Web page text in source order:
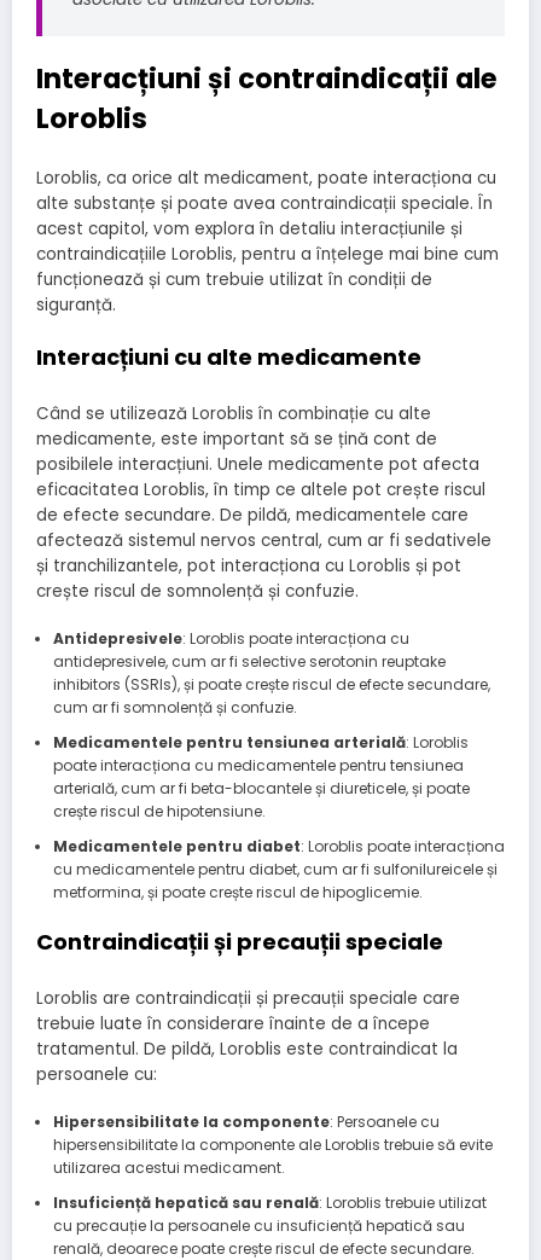
Interacțiuni și contraindicații ale
Loroblis
Loroblis, ca orice alt medicament, poate interacționa cu
alte substanțe și poate avea contraindicații speciale. În
acest capitol, vom explora în detaliu interacțiunile și
contraindicațiile Loroblis, pentru a înțelege mai bine cum
funcționează și cum trebuie utilizat în condiții de
siguranță.
Interacțiuni cu alte medicamente
Când se utilizează Loroblis în combinație cu alte
medicamente, este important să se țină cont de
posibilele interacțiuni. Unele medicamente pot afecta
eficacitatea Loroblis, în timp ce altele pot crește riscul
de efecte secundare. De pildă, medicamentele care
afectează sistemul nervos central, cum ar fi sedativele
și tranchilizantele, pot interacționa cu Loroblis și pot
crește riscul de somnolență și confuzie.
Antidepresivele: Loroblis poate interacționa cu
antidepresivele, cum ar fi selective serotonin reuptake
inhibitors (SSRIs), și poate crește riscul de efecte secundare,
cum ar fi somnolență și confuzie.
Medicamentele pentru tensiunea arterială: Loroblis
poate interacționa cu medicamentele pentru tensiunea
arterială, cum ar fi beta-blocantele și diureticele, și poate
crește riscul de hipotensiune.
Medicamentele pentru diabet: Loroblis poate interacționa
cu medicamentele pentru diabet, cum ar fi sulfonilureicele și
metformina, și poate crește riscul de hipoglicemie.
Contraindicații și precauții speciale
Loroblis are contraindicații și precauții speciale care
trebuie luate în considerare înainte de a începe
tratamentul. De pildă, Loroblis este contraindicat la
persoanele cu:
Hipersensibilitate la componente: Persoanele cu
hipersensibilitate la componente ale Loroblis trebuie să evite
utilizarea acestui medicament.
Insuficiență hepatică sau renală: Loroblis trebuie utilizat
cu precauție la persoanele cu insuficiență hepatică sau
renală, deoarece poate crește riscul de efecte secundare.